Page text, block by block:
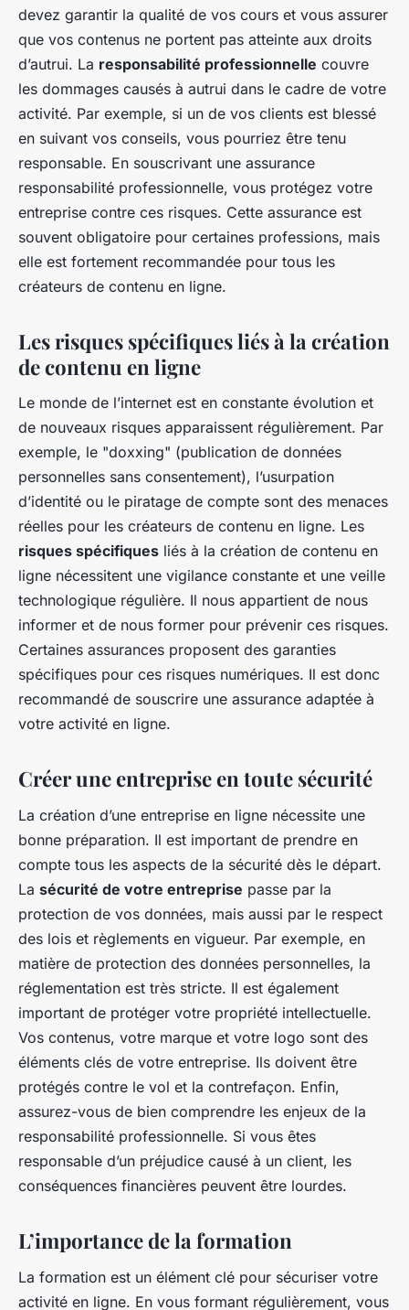
devez garantir la qualité de vos cours et vous assurer
que vos contenus ne portent pas atteinte aux droits
d’autrui. La responsabilité professionnelle couvre
les dommages causés à autrui dans le cadre de votre
activité. Par exemple, si un de vos clients est blessé
en suivant vos conseils, vous pourriez être tenu
responsable. En souscrivant une assurance
responsabilité professionnelle, vous protégez votre
entreprise contre ces risques. Cette assurance est
souvent obligatoire pour certaines professions, mais
elle est fortement recommandée pour tous les
créateurs de contenu en ligne.
Les risques spécifiques liés à la création
de contenu en ligne
Le monde de l’internet est en constante évolution et
de nouveaux risques apparaissent régulièrement. Par
exemple, le "doxxing" (publication de données
personnelles sans consentement), l’usurpation
d’identité ou le piratage de compte sont des menaces
réelles pour les créateurs de contenu en ligne. Les
risques spécifiques liés à la création de contenu en
ligne nécessitent une vigilance constante et une veille
technologique régulière. Il nous appartient de nous
informer et de nous former pour prévenir ces risques.
Certaines assurances proposent des garanties
spécifiques pour ces risques numériques. Il est donc
recommandé de souscrire une assurance adaptée à
votre activité en ligne.
Créer une entreprise en toute sécurité
La création d’une entreprise en ligne nécessite une
bonne préparation. Il est important de prendre en
compte tous les aspects de la sécurité dès le départ.
La sécurité de votre entreprise passe par la
protection de vos données, mais aussi par le respect
des lois et règlements en vigueur. Par exemple, en
matière de protection des données personnelles, la
réglementation est très stricte. Il est également
important de protéger votre propriété intellectuelle.
Vos contenus, votre marque et votre logo sont des
éléments clés de votre entreprise. Ils doivent être
protégés contre le vol et la contrefaçon. Enfin,
assurez-vous de bien comprendre les enjeux de la
responsabilité professionnelle. Si vous êtes
responsable d’un préjudice causé à un client, les
conséquences financières peuvent être lourdes.
L’importance de la formation
La formation est un élément clé pour sécuriser votre
activité en ligne. En vous formant régulièrement, vous